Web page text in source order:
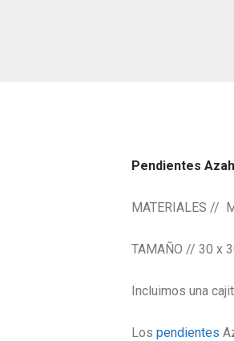
Pendientes
MATERIALES //
TAMAÑO // 30 x
Incluimos una
Los pendientes